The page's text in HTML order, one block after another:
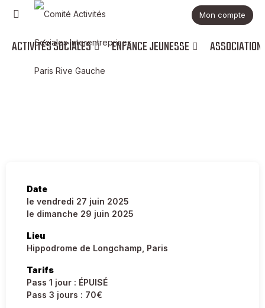
Mon compte
ACTIVITÉS SOCIALES ENFANCE JEUNESSE
Date
le vendredi 27 juin 2025
le dimanche 29 juin 2025
Lieu
Hippodrome de Longchamp, Paris
Tarifs
Pass 1 jour : ÉPUISÉ
Pass 3 jours : 70€